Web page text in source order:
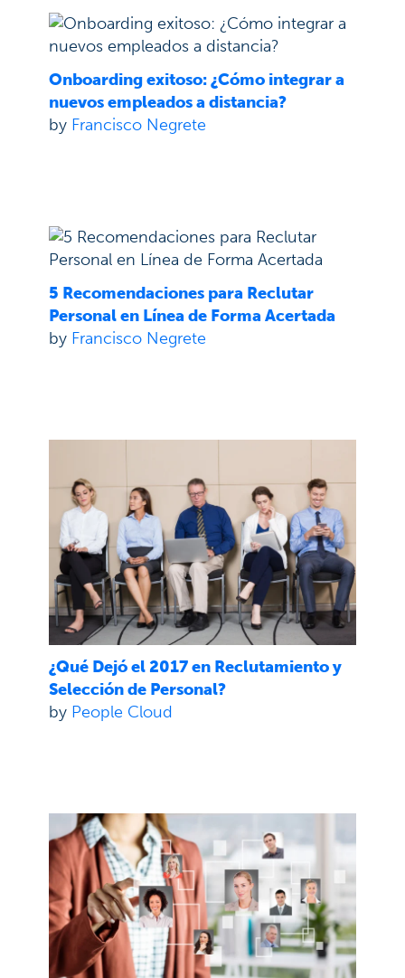
Onboarding exitoso: ¿Cómo integrar a
nuevos empleados a distancia?
by Francisco Negrete
5 Recomendaciones para Reclutar
Personal en Línea de Forma Acertada
by Francisco Negrete
¿Qué Dejó el 2017 en Reclutamiento y
Selección de Personal?
by People Cloud